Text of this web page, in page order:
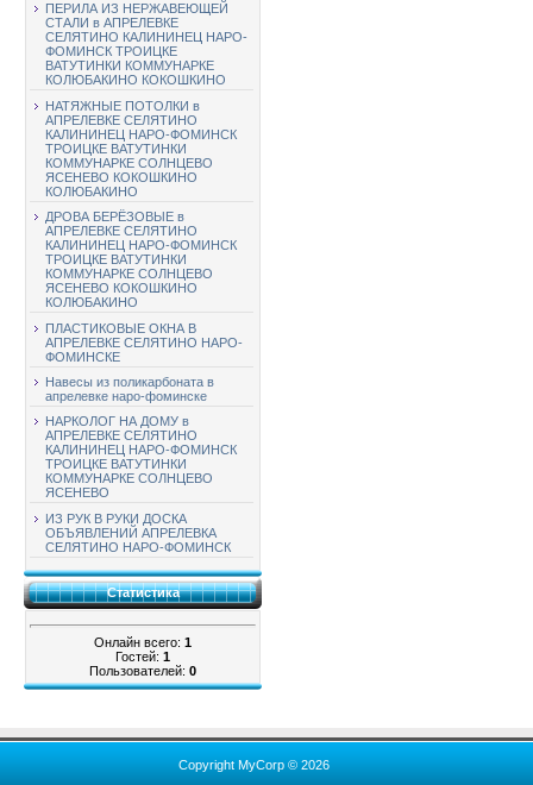
ПЕРИЛА ИЗ НЕРЖАВЕЮЩЕЙ
СТАЛИ в АПРЕЛЕВКЕ
СЕЛЯТИНО КАЛИНИНЕЦ НАРО-
ФОМИНСК ТРОИЦКЕ
ВАТУТИНКИ КОММУНАРКЕ
КОЛЮБАКИНО КОКОШКИНО
НАТЯЖНЫЕ ПОТОЛКИ в
АПРЕЛЕВКЕ СЕЛЯТИНО
КАЛИНИНЕЦ НАРО-ФОМИНСК
ТРОИЦКЕ ВАТУТИНКИ
КОММУНАРКЕ СОЛНЦЕВО
ЯСЕНЕВО КОКОШКИНО
КОЛЮБАКИНО
ДРОВА БЕРЁЗОВЫЕ в
АПРЕЛЕВКЕ СЕЛЯТИНО
КАЛИНИНЕЦ НАРО-ФОМИНСК
ТРОИЦКЕ ВАТУТИНКИ
КОММУНАРКЕ СОЛНЦЕВО
ЯСЕНЕВО КОКОШКИНО
КОЛЮБАКИНО
ПЛАСТИКОВЫЕ ОКНА В
АПРЕЛЕВКЕ СЕЛЯТИНО НАРО-
ФОМИНСКЕ
Навесы из поликарбоната в
апрелевке наро-фоминске
НАРКОЛОГ НА ДОМУ в
АПРЕЛЕВКЕ СЕЛЯТИНО
КАЛИНИНЕЦ НАРО-ФОМИНСК
ТРОИЦКЕ ВАТУТИНКИ
КОММУНАРКЕ СОЛНЦЕВО
ЯСЕНЕВО
ИЗ РУК В РУКИ ДОСКА
ОБЪЯВЛЕНИЙ АПРЕЛЕВКА
СЕЛЯТИНО НАРО-ФОМИНСК
Статистика
Онлайн всего: 1
Гостей: 1
Пользователей: 0
Copyright MyCorp © 2026